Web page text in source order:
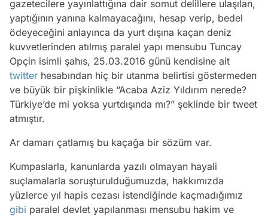
gazetecilere yayınlattığına dair somut delillere ulaşılan,
yaptığının yanına kalmayacağını, hesap verip, bedel
ödeyeceğini anlayınca da yurt dışına kaçan deniz
kuvvetlerinden atılmış paralel yapı mensubu Tuncay
Opçin isimli şahıs, 25.03.2016 günü kendisine ait
twitter hesabından hiç bir utanma belirtisi göstermeden
ve büyük bir pişkinlikle “Acaba Aziz Yıldırım nerede?
Türkiye’de mi yoksa yurtdışında mı?” şeklinde bir tweet
atmıştır.
Ar damarı çatlamış bu kaçağa bir sözüm var.
Kumpaslarla, kanunlarda yazılı olmayan hayali
suçlamalarla soruşturulduğumuzda, hakkımızda
yüzlerce yıl hapis cezası istendiğinde kaçmadığımız
gibi paralel devlet yapılanması mensubu hakim ve